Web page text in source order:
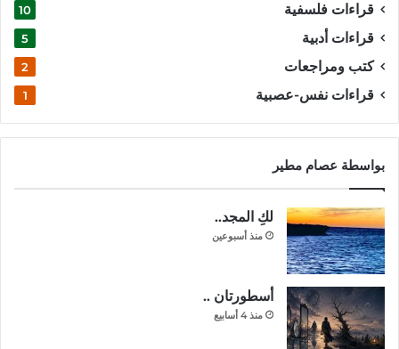
قراءات فلسفية 10
قراءات أدبية 5
كتب ومراجعات 2
قراءات نفس-عصبية 1
بواسطة عصام مطير
لكِ المجد..
منذ أسبوعين
أسطورتان ..
منذ 4 أسابيع